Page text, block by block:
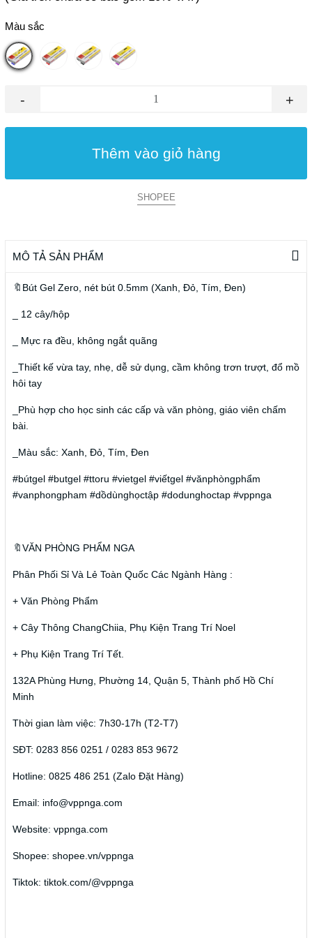
Màu sắc
- +
Thêm vào giỏ hàng
SHOPEE
MÔ TẢ SẢN PHẨM
🔖Bút Gel Zero, nét bút 0.5mm (Xanh, Đỏ, Tím, Đen)
_ 12 cây/hộp
_ Mực ra đều, không ngắt quãng
_Thiết kế vừa tay, nhẹ, dễ sử dụng, cầm không trơn trượt, đổ mồ
hôi tay
_Phù hợp cho học sinh các cấp và văn phòng, giáo viên chấm
bài.
_Màu sắc: Xanh, Đỏ, Tím, Đen
#bútgel #butgel #ttoru #vietgel #viếtgel #vănphòngphẩm
#vanphongpham #dồdùnghọctập #dodunghoctap #vppnga
🔖VĂN PHÒNG PHẨM NGA
Phân Phối Sỉ Và Lẻ Toàn Quốc Các Ngành Hàng :
+ Văn Phòng Phẩm
+ Cây Thông ChangChiia, Phụ Kiện Trang Trí Noel
+ Phụ Kiện Trang Trí Tết.
132A Phùng Hưng, Phường 14, Quận 5, Thành phố Hồ Chí
Minh
Thời gian làm việc: 7h30-17h (T2-T7)
SĐT: 0283 856 0251 / 0283 853 9672
Hotline: 0825 486 251 (Zalo Đặt Hàng)
Email: info@vppnga.com
Website: vppnga.com
Shopee: shopee.vn/vppnga
Tiktok: tiktok.com/@vppnga